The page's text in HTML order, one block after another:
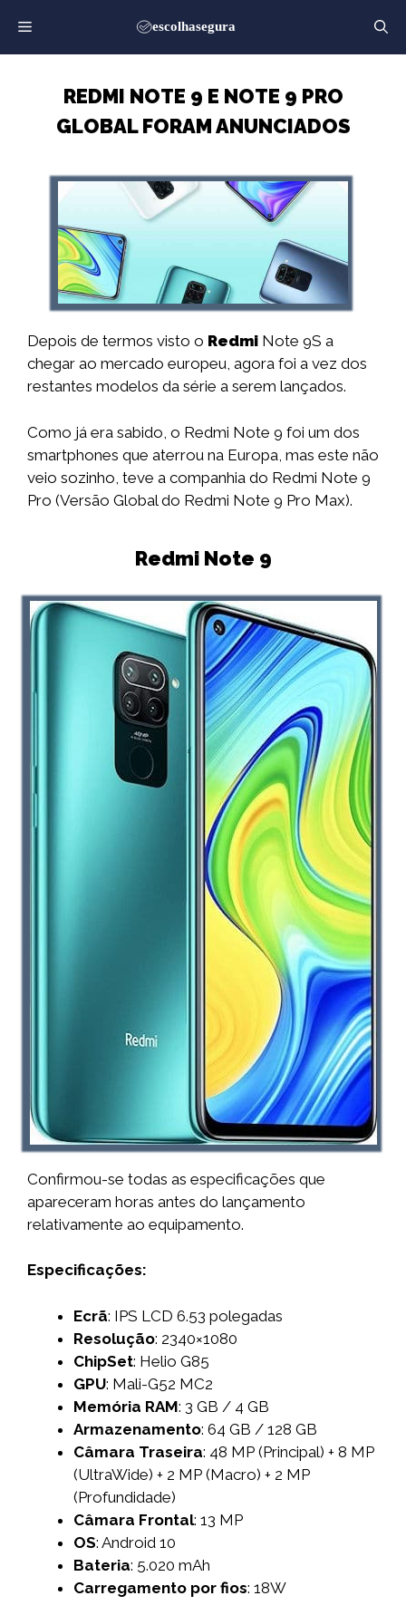
para
o
REDMI NOTE 9 E NOTE 9 PRO
GLOBAL FORAM ANUNCIADOS
Depois de termos visto o Redmi Note 9S a
chegar ao mercado europeu, agora foi a vez dos
restantes modelos da série a serem lançados.
Como já era sabido, o Redmi Note 9 foi um dos
smartphones que aterrou na Europa, mas este não
veio sozinho, teve a companhia do Redmi Note 9
Pro (Versão Global do Redmi Note 9 Pro Max).
Redmi Note 9
Confirmou-se todas as especificações que
apareceram horas antes do lançamento
relativamente ao equipamento.
Especificações:
Ecrã: IPS LCD 6.53 polegadas
Resolução: 2340×1080
ChipSet: Helio G85
GPU: Mali-G52 MC2
Memória RAM: 3 GB / 4 GB
Armazenamento: 64 GB / 128 GB
Câmara Traseira: 48 MP (Principal) + 8 MP
(UltraWide) + 2 MP (Macro) + 2 MP
(Profundidade)
Câmara Frontal: 13 MP
OS: Android 10
Bateria: 5.020 mAh
Carregamento por fios: 18W